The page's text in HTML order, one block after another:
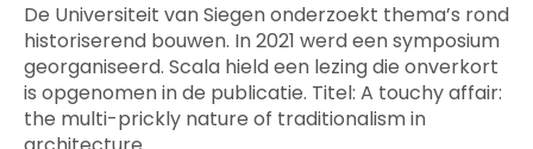
De Universiteit van Siegen onderzoekt thema’s rond
historiserend bouwen. In 2021 werd een symposium
georganiseerd. Scala hield een lezing die onverkort
is opgenomen in de publicatie. Titel: A touchy affair:
the multi-prickly nature of traditionalism in